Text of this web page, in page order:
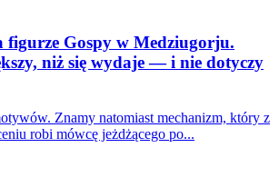
figurze Gospy w Medziugorju.
niż się wydaje — i nie dotyczy
Znamy natomiast mechanizm, który z
robi mówcę jeżdżącego po...